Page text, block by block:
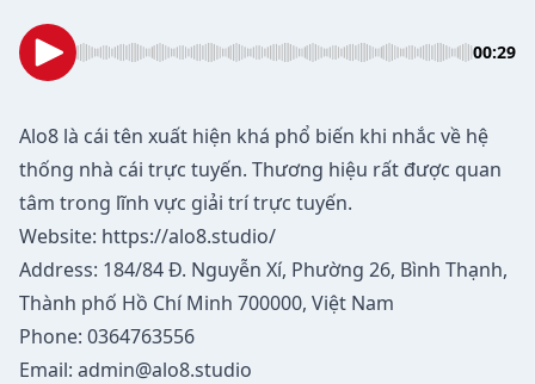
00:29
Alo8 là cái tên xuất hiện khá phổ biến khi nhắc về hệ
thống nhà cái trực tuyến. Thương hiệu rất được quan
tâm trong lĩnh vực giải trí trực tuyến.
Website: https://alo8.studio/
Address: 184/84 Đ. Nguyễn Xí, Phường 26, Bình Thạnh,
Thành phố Hồ Chí Minh 700000, Việt Nam
Phone: 0364763556
Email: admin@alo8.studio